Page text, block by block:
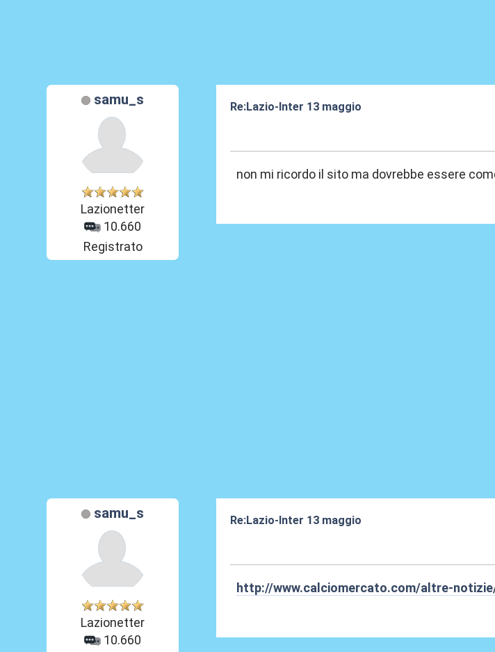
samu_s
Lazionetter
10.660
Registrato
Re:Lazio-Inter 13 maggio
non mi ricordo il sito ma dovrebbe essere
samu_s
Lazionetter
10.660
Re:Lazio-Inter 13 maggio
http://www.calciomercato.com/altre-